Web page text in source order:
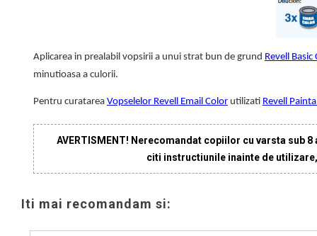
Aplicarea in prealabil vopsirii a unui strat bun de grund Revell Basic
minutioasa a culorii.
Pentru curatarea Vopselelor Revell Email Colorutilizati Revell
AVERTISMENT! Nerecomandat copiilor cu varsta sub
citi instructiunile inainte de
Iti mai recomandam si: